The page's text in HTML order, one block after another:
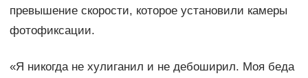
превышение скорости, которое установили камеры
фотофиксации.
«Я никогда не хулиганил и не дебоширил. Моя беда